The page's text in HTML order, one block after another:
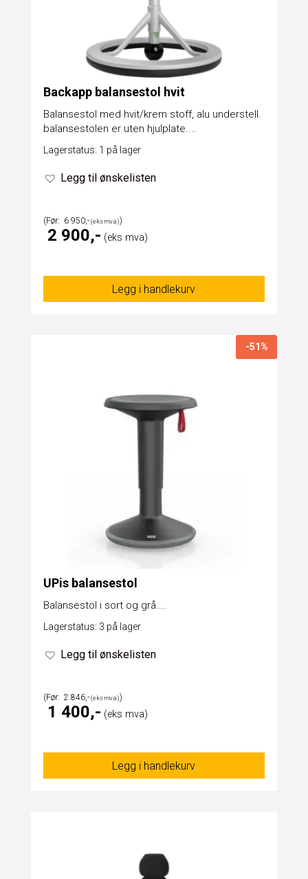
Backapp balansestol hvit
Balansestol med hvit/krem stoff, alu understell.
balansestolen er uten hjulplate....
Lagerstatus: 1 på lager
Legg til ønskelisten
6 950
2 900
Legg i handlekurv
-51%
UPis balansestol
Balansestol i sort og grå....
Lagerstatus: 3 på lager
Legg til ønskelisten
2 846
1 400
Legg i handlekurv